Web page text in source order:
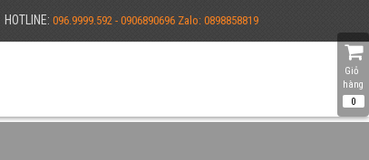
HOTLINE: 096.9999.592 - 0906890696 Zalo: 0898858819
Giỏ
hàng
0